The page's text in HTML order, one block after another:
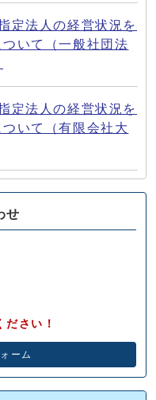
定法人の経営状況を
いて（一般社団法
定法人の経営状況を
いて（有限会社大
せ
さい！
ーム